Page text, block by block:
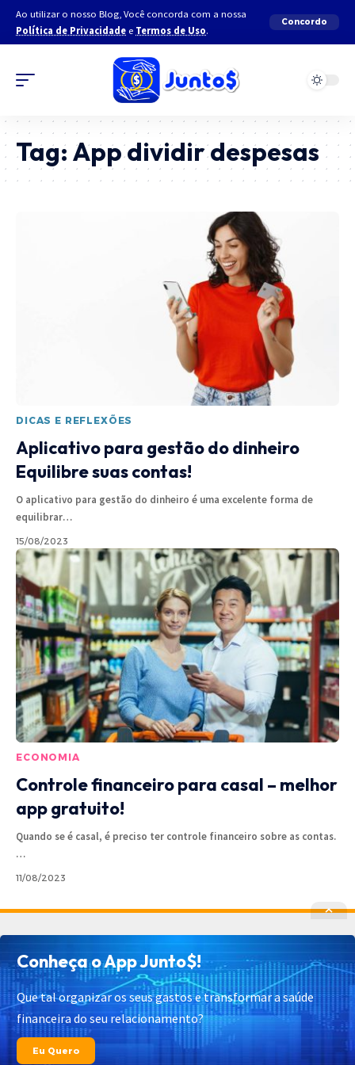
Ao utilizar o nosso Blog, Você concorda com a nossa
Política de Privacidade e Termos de Uso.
Concordo
Tag: App dividir despesas
DICAS E REFLEXÕES
Aplicativo para gestão do dinheiro
Equilibre suas contas!
O aplicativo para gestão do dinheiro é uma excelente forma de
equilibrar…
15/08/2023
ECONOMIA
Controle financeiro para casal – melhor
app gratuito!
Quando se é casal, é preciso ter controle financeiro sobre as contas.
…
11/08/2023
Termos de Uso Contato Cadastrar Quem Somos
© 2025 Junto$ App – Todos os Direitos Reservados.
Conheça o App Junto$!
Que tal organizar os seus gastos e transformar a saúde
financeira do seu relacionamento?